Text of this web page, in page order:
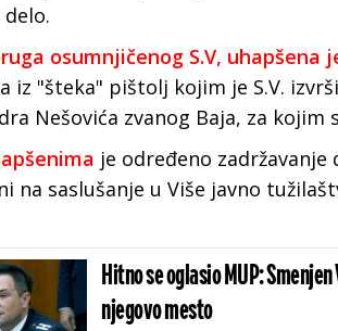
osumnjičenog S.V, uhapšena
iz "šteka" pištolj kojim je S.V.
Nešovića zvanog Baja, za kojim
je određeno
na saslušanje u Više javno
Hitno se oglasio MUP:
njegovo mesto